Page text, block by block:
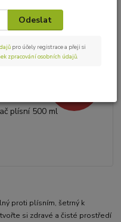
DOMÁCNOSTI
ml
plísní 500
proti plísním, šetrný k
si zdravé a čisté prostředí
Odeslat
pro účely registrace a přeji si
zpracování osobních údajů.